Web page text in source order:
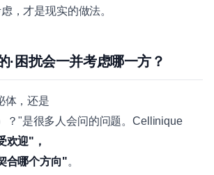
，才是现实的做法。
·困扰会一并考虑哪一方？
体，还是
？"是很多人会问的问题。Cellinique
欢迎"，
合哪个方向"。